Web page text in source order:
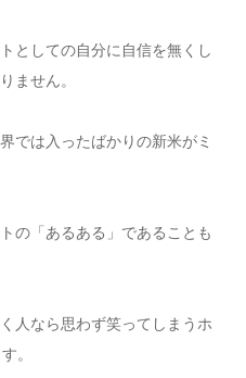
としての自分に自信を無くし
ません。
では入ったばかりの新米がミ
の「あるある」であることも
人なら思わず笑ってしまうホ
。